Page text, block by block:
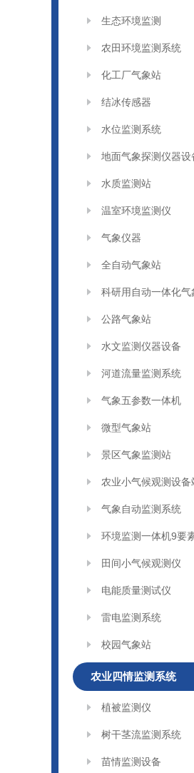
生态环境监测
农田环境监测系统
化工厂气象站
结冰传感器
水位监测系统
地面气象探测仪器设
水质监测站
温室环境监测仪
气象仪器
全自动气象站
科研用自动一体化气
公路气象站
水文监测仪器设备
河道流量监测系统
气象五参数一体机
微型气象站
景区气象监测站
农业小气候观测设备
气象自动监测系统
环境监测一体机9要
田间小气候观测仪
电能质量测试仪
雷电监测系统
校园气象站
农业四情监测系统
植被监测仪
树干茎流监测系统
苗情监测设备